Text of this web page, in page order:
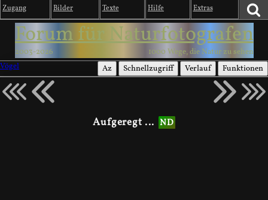
Zugang Bilder Texte Hilfe Extras
Forum für Naturfotografen
2003-2026
1000 Wege, die Natur zu sehen
Vögel
Az Schnellzugriff Verlauf Funktionen
Aufgeregt ...